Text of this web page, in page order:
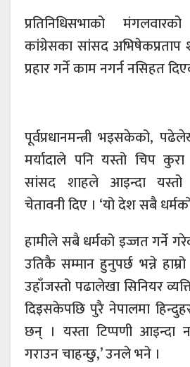
प्रतिनिधिसभाको
कांग्रेसका सांसद अभिषेकप्रताप
प्रहार गर्ने काम नगर्न नसिहत
पूर्वप्रधानमन्त्री भइसकेको,
मर्यादाले पनि यस्तो चिप
सांसद शाहले आइन्दा यस्तो
चेतावनी दिए । ‘यो देश सबै
हामीले सबै धर्मको इज्जत गर्ने
उतिकै सम्मान हुनुपर्छ भन्ने
उहाँजस्तो पढालेखा सिनियर
दिइसकेपछि पुरै नेपालमा
छन् । यस्ता टिप्पणी
गराउन चाहन्छु,’ उनले भने ।